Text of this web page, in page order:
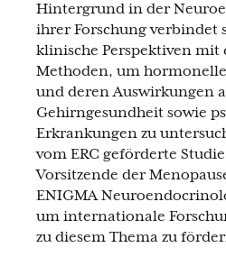
Hintergrund in der
ihrer Forschung verbindet
klinische Perspektiven mit
Methoden, um
und deren Auswirkungen
Gehirngesundheit sowie
Erkrankungen zu
vom ERC geförderte
Vorsitzende der
ENIGMA
um internationale
zu diesem Thema zu